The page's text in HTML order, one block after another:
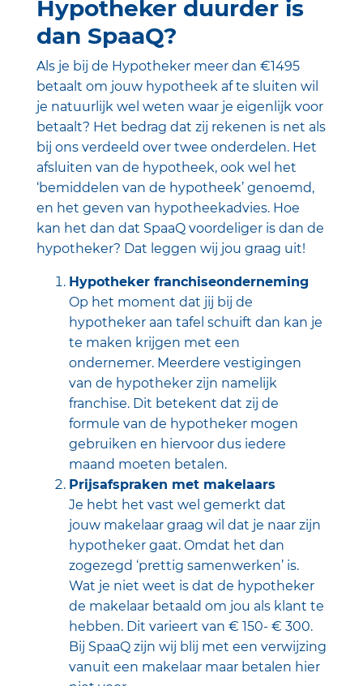
Hypotheker duurder is
dan SpaaQ?
Als je bij de Hypotheker meer dan €1495
betaalt om jouw hypotheek af te sluiten wil
je natuurlijk wel weten waar je eigenlijk voor
betaalt? Het bedrag dat zij rekenen is net als
bij ons verdeeld over twee onderdelen. Het
afsluiten van de hypotheek, ook wel het
‘bemiddelen van de hypotheek’ genoemd,
en het geven van hypotheekadvies. Hoe
kan het dan dat SpaaQ voordeliger is dan de
hypotheker? Dat leggen wij jou graag uit!
Hypotheker franchiseonderneming
Op het moment dat jij bij de
hypotheker aan tafel schuift dan kan je
te maken krijgen met een
ondernemer. Meerdere vestigingen
van de hypotheker zijn namelijk
franchise. Dit betekent dat zij de
formule van de hypotheker mogen
gebruiken en hiervoor dus iedere
maand moeten betalen.
Prijsafspraken met makelaars
Je hebt het vast wel gemerkt dat
jouw makelaar graag wil dat je naar zijn
hypotheker gaat. Omdat het dan
zogezegd ‘prettig samenwerken’ is.
Wat je niet weet is dat de hypotheker
de makelaar betaald om jou als klant te
hebben. Dit varieert van € 150- € 300.
Bij SpaaQ zijn wij blij met een verwijzing
vanuit een makelaar maar betalen hier